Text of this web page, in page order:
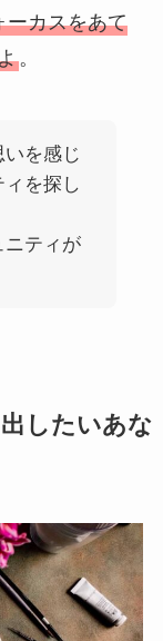
ーカスをあて
。
を感じ
を探し
ニティが
したいあな